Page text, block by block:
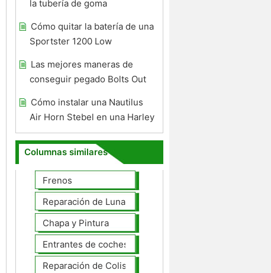
la tubería de goma
Cómo quitar la batería de una
Sportster 1200 Low
Las mejores maneras de
conseguir pegado Bolts Out
Cómo instalar una Nautilus
Air Horn Stebel en una Harley
Columnas similares
Frenos
Reparación de Lunas
Chapa y Pintura
Entrantes de coches
Reparación de Colisiones